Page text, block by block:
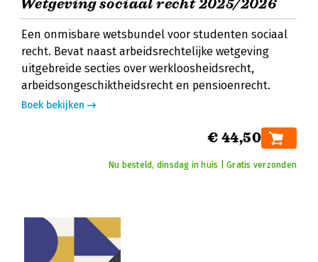
Wetgeving sociaal recht 2025/2026
Een onmisbare wetsbundel voor studenten sociaal
recht. Bevat naast arbeidsrechtelijke wetgeving
uitgebreide secties over werkloosheidsrecht,
arbeidsongeschiktheidsrecht en pensioenrecht.
Boek bekijken
€ 44,50
Nu besteld, dinsdag in huis | Gratis verzonden